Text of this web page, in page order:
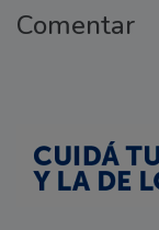
Comentar